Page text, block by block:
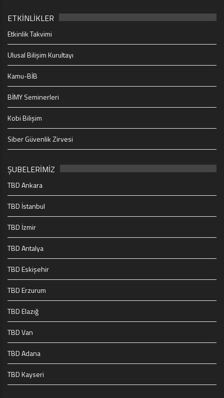
ETKİNLİKLER
Etkinlik Takvimi
Ulusal Bilişim Kurultayı
Kamu-BİB
BİMY Seminerleri
Kobi Bilişim
Siber Güvenlik Zirvesi
ŞUBELERİMİZ
TBD Ankara
TBD İstanbul
TBD İzmir
TBD Antalya
TBD Eskişehir
TBD Erzurum
TBD Elazığ
TBD Van
TBD Adana
TBD Kayseri